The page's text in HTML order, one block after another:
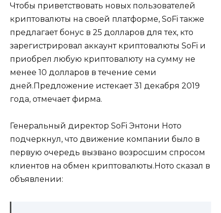
Чтобы приветствовать новых пользователей
криптовалюты на своей платформе, SoFi также
предлагает бонус в 25 долларов для тех, кто
зарегистрировал аккаунт криптовалюты SoFi и
приобрел любую криптовалюту на сумму не
менее 10 долларов в течение семи
дней.Предложение истекает 31 декабря 2019
года, отмечает фирма.
Генеральный директор SoFi Энтони Ното
подчеркнул, что движение компании было в
первую очередь вызвано возросшим спросом
клиентов на обмен криптовалюты.Ното сказал в
объявлении: